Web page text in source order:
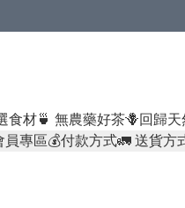
食材🍵 無農藥好茶🪻回歸天
員專區💰付款方式🚛 送貨方